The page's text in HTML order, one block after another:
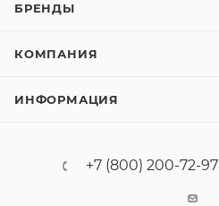
БРЕНДЫ
КОМПАНИЯ
ИНФОРМАЦИЯ
+7 (800) 200-72-97